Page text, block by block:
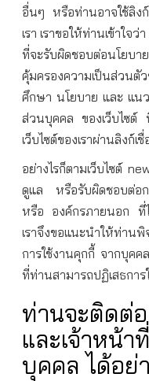
อื่นๆ หรือท่านอาจใช้ลิงก์
เรา เราขอให้ท่านเข้าใจ
ที่จะรับผิดชอบต่อนโย
คุ้มครองความเป็นส่วนตั
ศึกษา นโยบาย และ แน
ส่วนบุคคล ของเว็บไซต์
เว็บไซต์ของเราผ่านลิงก์เ
อย่างไรก็ตามเว็บไซต์
ดูแล หรือรับผิดชอบต่อก
หรือ องค์กรภายนอก ที่
เราจึงขอแนะนำให้ท่า
การใช้งานคุกกี้ จากบุคค
ที่ท่านสามารถปฏิเสธการ
ท่านจะติดต่
และเจ้าหน้
บุคคล ได้อย่